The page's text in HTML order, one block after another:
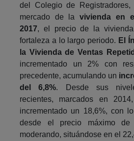
del Colegio de Registradores,
mercado de la vivienda en
2017, el precio de la
fortaleza a lo largo periodo. El
la Vivienda de Ventas
incrementado un 2% con
precedente, acumulando un
del 6,8%. Desde sus
recientes, marcados en
incrementado un 18,6%, con
desde el precio máximo
moderando, situándose en el